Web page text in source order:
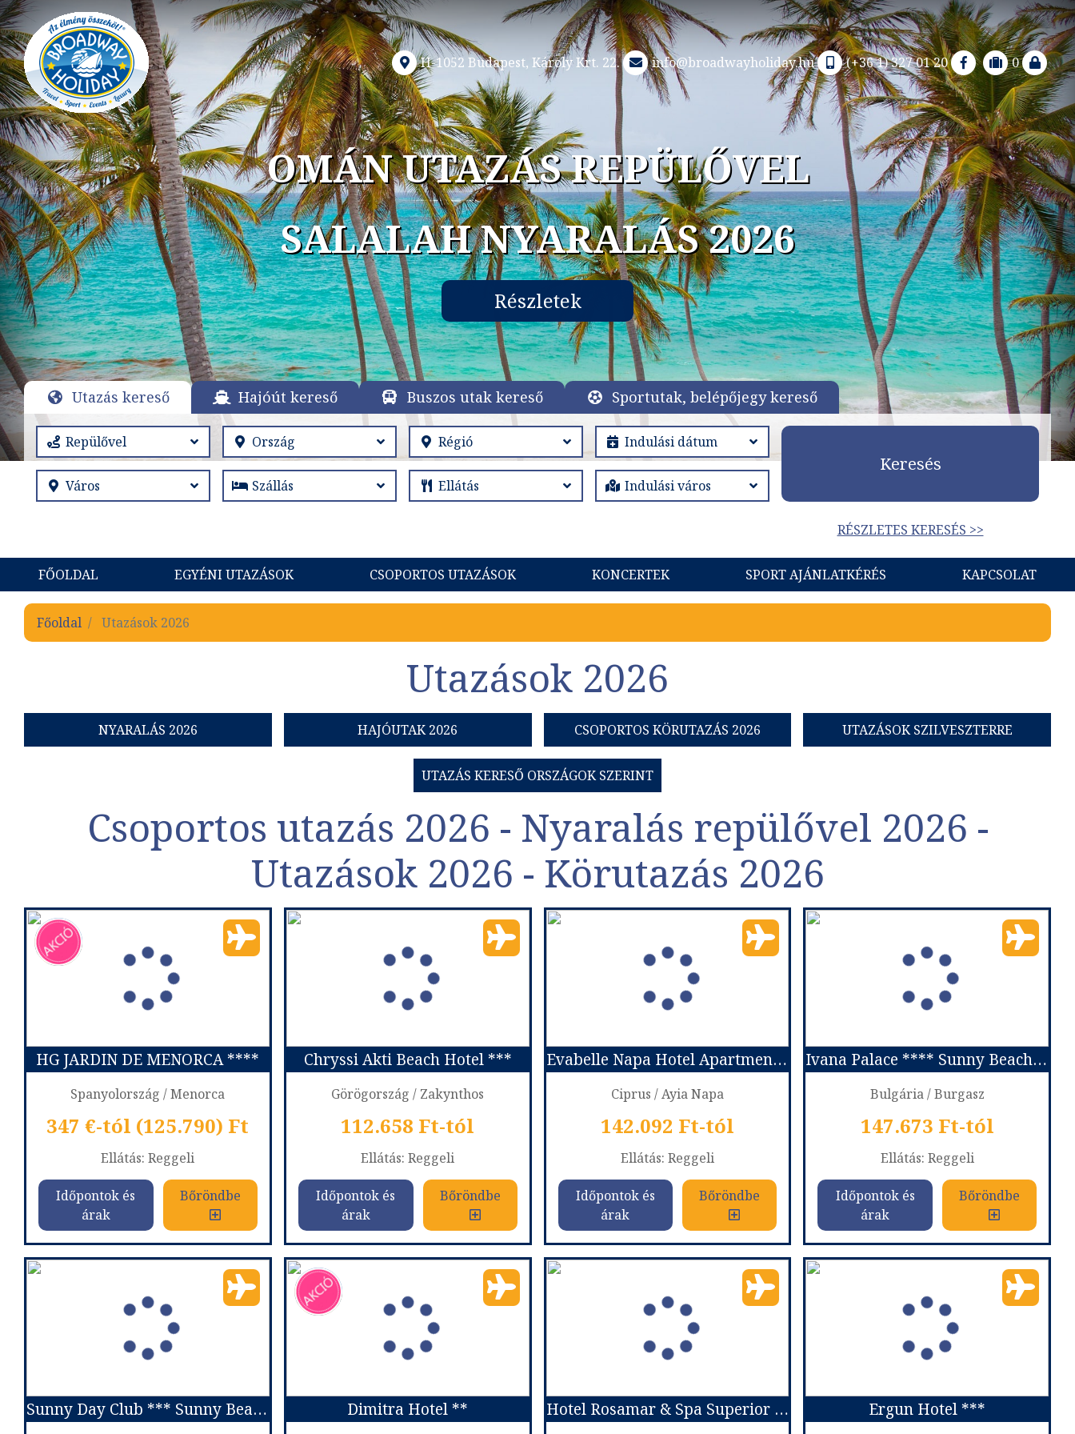
H-1052 Budapest, Károly Krt. 22. info@broadwayholiday.hu (+36 1) 327 01 20 0
Utazás kereső Hajóút kereső Buszos utak kereső Sportutak, belépőjegy kereső
Keresés
RÉSZLETES KERESÉS >>
FŐOLDAL EGYÉNI UTAZÁSOK CSOPORTOS UTAZÁSOK KONCERTEK SPORT AJÁNLATKÉRÉS KAPCSOLAT
Főoldal Utazások 2026
Utazások 2026
NYARALÁS 2026 HAJÓUTAK 2026 CSOPORTOS KÖRUTAZÁS 2026 UTAZÁSOK SZILVESZTERRE
UTAZÁS KERESŐ ORSZÁGOK SZERINT
Csoportos utazás 2026 - Nyaralás repülővel 2026 -
Utazások 2026 - Körutazás 2026
HG JARDIN DE MENORCA ****
Spanyolország / Menorca
347 €-tól (125.790) Ft
Ellátás: Reggeli
Időpontok és
árak
Bőröndbe
HG JARDIN DE MENORCA ****
Spanyolország
Város: Menorca
Repülővel
Ellátás: Reggeli
Szálláskategória:Hotel ****
Chryssi Akti Beach Hotel ***
Görögország / Zakynthos
112.658 Ft-tól
Ellátás: Reggeli
Időpontok és
árak
Bőröndbe
Chryssi Akti Beach Hotel ***
Ország:Görögország
Város: Argassi
Repülővel
Ellátás: Reggeli
Szálláskategória:
Evabelle Napa Hotel Apartments ***
Ciprus / Ayia Napa
142.092 Ft-tól
Ellátás: Reggeli
Időpontok és
árak
Bőröndbe
Evabelle Napa Hotel Apartments ***
Ország:Ciprus
Város:Ayia Napa
Repülővel
Ellátás: Reggeli
Szálláskategória:Program szerint
Ivana Palace **** Sunny Beach repülővel
Bulgária / Burgasz
147.673 Ft-tól
Ellátás: Reggeli
Időpontok és
árak
Bőröndbe
Ivana Palace **** Sunny Beach repülővel
Ország:Bulgária
Város:Sunny Beach
Repülővel
Ellátás: Reggeli
Szálláskategória:Hotel ****
Sunny Day Club *** Sunny Beach repülővel Dimitra Hotel ** Hotel Rosamar & Spa Superior **** Ergun Hotel ***